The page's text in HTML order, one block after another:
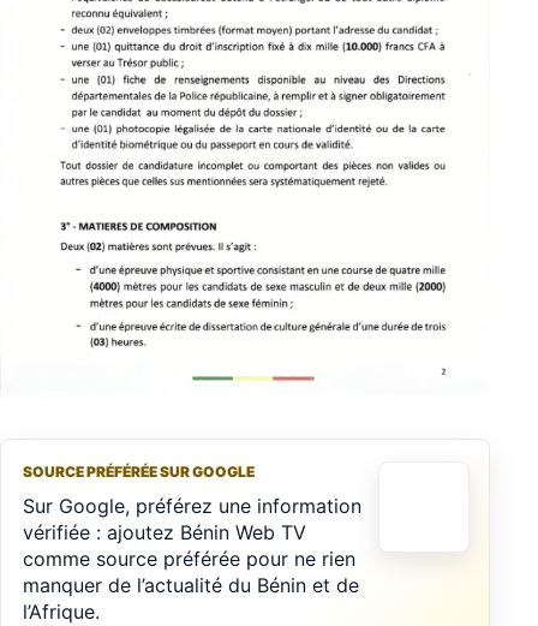
SOURCE PRÉFÉRÉE SUR GOOGLE
Sur Google, préférez une information
vérifiée : ajoutez Bénin Web TV
comme source préférée pour ne rien
manquer de l’actualité du Bénin et de
l’Afrique.